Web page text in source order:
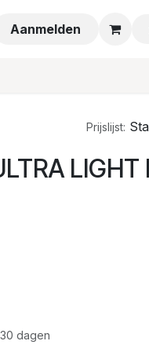
Aanmelden
Prijslijst:
LIGHT
dagen